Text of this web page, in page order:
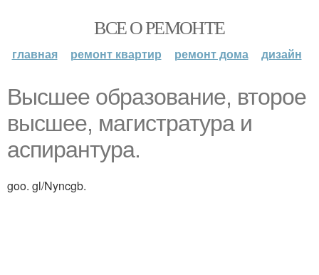
ВСЕ О РЕМОНТЕ
главная ремонт квартир ремонт дома дизайн
Высшее образование, второе
высшее, магистратура и
аспирантура.
goo. gl/Nyncgb.